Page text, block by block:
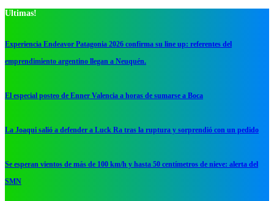
Ultimas!
Experiencia Endeavor Patagonia 2026 confirma su line up: referentes del
emprendimiento argentino llegan a Neuquén.
El especial posteo de Enner Valencia a horas de sumarse a Boca
La Joaqui salió a defender a Luck Ra tras la ruptura y sorprendió con un pedido
Se esperan vientos de más de 100 km/h y hasta 50 centímetros de nieve: alerta del
SMN